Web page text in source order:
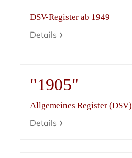
DSV-Register ab 1949
Details
"1905"
Allgemeines Register (DSV)
Details